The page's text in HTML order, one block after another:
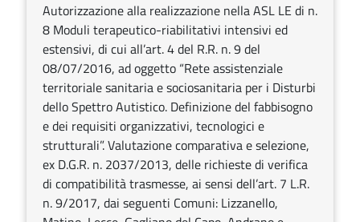
Autorizzazione alla realizzazione nella ASL LE di n.
8 Moduli terapeutico-riabilitativi intensivi ed
estensivi, di cui all’art. 4 del R.R. n. 9 del
08/07/2016, ad oggetto “Rete assistenziale
territoriale sanitaria e sociosanitaria per i Disturbi
dello Spettro Autistico. Definizione del fabbisogno
e dei requisiti organizzativi, tecnologici e
strutturali”. Valutazione comparativa e selezione,
ex D.G.R. n. 2037/2013, delle richieste di verifica
di compatibilità trasmesse, ai sensi dell’art. 7 L.R.
n. 9/2017, dai seguenti Comuni: Lizzanello,